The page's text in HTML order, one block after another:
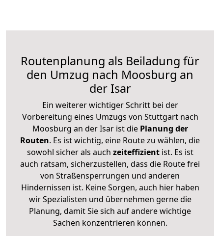
Routenplanung als Beiladung für
den Umzug nach Moosburg an
der Isar
Ein weiterer wichtiger Schritt bei der
Vorbereitung eines Umzugs von Stuttgart nach
Moosburg an der Isar ist diePlanung der
Routen. Es ist wichtig, eine Route zu wählen, die
sowohl sicher als auch zeiteffizientist. Es ist
auch ratsam, sicherzustellen, dass die Route frei
von Straßensperrungen und anderen
Hindernissen ist. Keine Sorgen, auch hier haben
wir Spezialisten und übernehmen gerne die
Planung, damit Sie sich auf andere wichtige
Sachen konzentrieren können.